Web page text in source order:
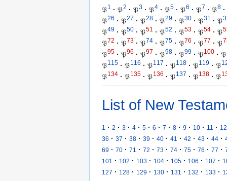
𝔓1 · 𝔓2 · 𝔓3 · 𝔓4 · 𝔓5 · 𝔓6 · 𝔓7 · 𝔓8 ·
𝔓26 · 𝔓27 · 𝔓28 · 𝔓29 · 𝔓30 · 𝔓31 · 𝔓
𝔓49 · 𝔓50 · 𝔓51 · 𝔓52 · 𝔓53 · 𝔓54 · 𝔓
𝔓72 · 𝔓73 · 𝔓74 · 𝔓75 · 𝔓76 · 𝔓77 · 𝔓
𝔓95 · 𝔓96 · 𝔓97 · 𝔓98 · 𝔓99 · 𝔓100 · 𝔓
𝔓115 · 𝔓116 · 𝔓117 · 𝔓118 · 𝔓119 · 𝔓
𝔓134 · 𝔓135 · 𝔓136 · 𝔓137 · 𝔓138 · 𝔓
List of New
1 · 2 · 3 · 4 · 5 · 6 · 7 · 8 · 9 · 10 · 11 · 12
36 · 37 · 38 · 39 · 40 · 41 · 42 · 43 · 44 ·
69 · 70 · 71 · 72 · 73 · 74 · 75 · 76 · 77 ·
101
· 102 · 103 · 104 · 105 · 106 · 107 ·
127 · 128 · 129 · 130 · 131 · 132 · 133 ·